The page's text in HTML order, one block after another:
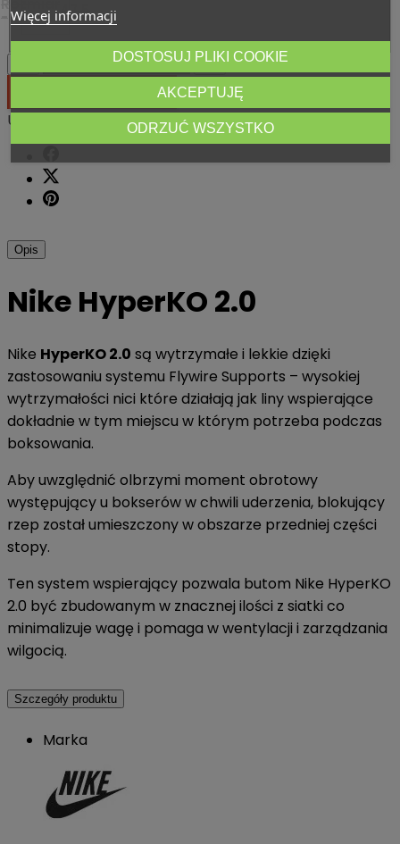
47,5
 
Udostępnij
Opis
Nike HyperKO 2.0
Nike HyperKO 2.0 są wytrzymałe i lekkie dzięki
zastosowaniu systemu Flywire Supports – wysokiej
wytrzymałości nici które działają jak liny wspierające
dokładnie w tym miejscu w którym potrzeba podczas
boksowania.
Aby uwzględnić olbrzymi moment obrotowy
występujący u bokserów w chwili uderzenia, blokujący
rzep został umieszczony w obszarze przedniej części
stopy.
Ten system wspierający pozwala butom Nike HyperKO
2.0 być zbudowanym w znacznej ilości z siatki co
minimalizuje wagę i pomaga w wentylacji i zarządzania
wilgocią.
Szczegóły produktu
Marka
Więcej informacji
DOSTOSUJ PLIKI COOKIE
ODRZUĆ WSZYSTKO
AKCEPTUJĘ